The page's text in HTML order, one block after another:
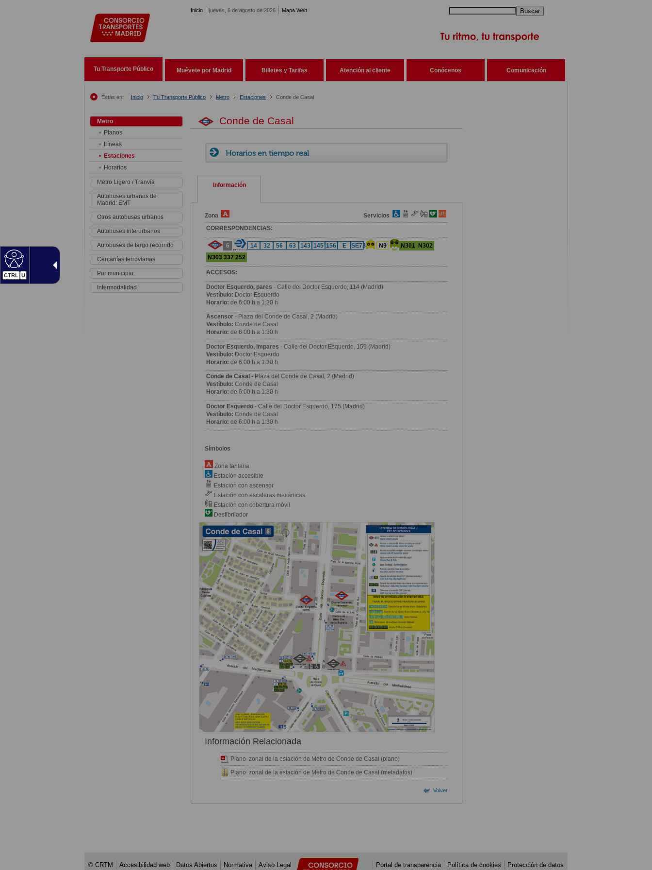
CTRL U
Inicio jueves, 6 de agosto de 2026 Mapa Web Buscar
Tu Transporte Público Muévete por Madrid Billetes y Tarifas Atención al cliente Conócenos Comunicación
Estás en: Inicio Tu Transporte Público Metro Estaciones Conde de Casal
Metro
Planos
Líneas
Estaciones
Horarios
Metro Ligero / Tranvía
Autobuses urbanos de
Madrid: EMT
Otros autobuses urbanos
Autobuses interurbanos
Autobuses de largo recorrido
Cercanías ferroviarias
Por municipio
Intermodalidad
Conde de Casal
Horarios en tiempo real
Información
Zona
Servicios
CORRESPONDENCIAS:
6 14 32 56 63 143 145 156 E SE734 N9 N301 N302
N303 337 252
ACCESOS:
Doctor Esquerdo, pares - Calle del Doctor Esquerdo, 114 (Madrid)
Vestíbulo: Doctor Esquerdo
Horario: de 6:00 h a 1:30 h
Ascensor - Plaza del Conde de Casal, 2 (Madrid)
Vestíbulo: Conde de Casal
Horario: de 6:00 h a 1:30 h
Doctor Esquerdo, impares - Calle del Doctor Esquerdo, 159 (Madrid)
Vestíbulo: Doctor Esquerdo
Horario: de 6:00 h a 1:30 h
Conde de Casal - Plaza del Conde de Casal, 2 (Madrid)
Vestíbulo: Conde de Casal
Horario: de 6:00 h a 1:30 h
Doctor Esquerdo - Calle del Doctor Esquerdo, 175 (Madrid)
Vestíbulo: Conde de Casal
Horario: de 6:00 h a 1:30 h
Símbolos
Zona tarifaria
Estación accesible
Estación con ascensor
Estación con escaleras mecánicas
Estación con cobertura móvil
Desfibrilador
Información Relacionada
Plano zonal de la estación de Metro de Conde de Casal (plano)
Plano zonal de la estación de Metro de Conde de Casal (metadatos)
Volver
© CRTM Accesibilidad web Datos Abiertos Normativa Aviso Legal Portal de transparencia Política de cookies Protección de datos